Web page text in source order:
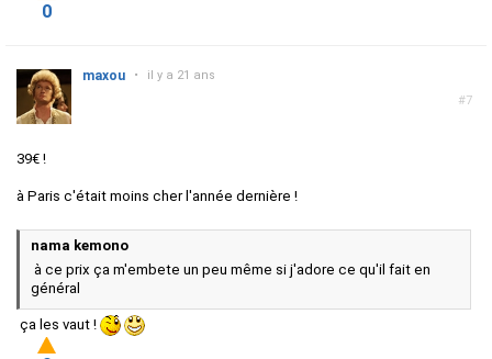
0
#7
maxou • il y a 21 ans
39€ !
à Paris c'était moins cher l'année dernière !
nama kemono
à ce prix ça m'embete un peu même si j'adore ce qu'il fait en
général
ça les vaut !